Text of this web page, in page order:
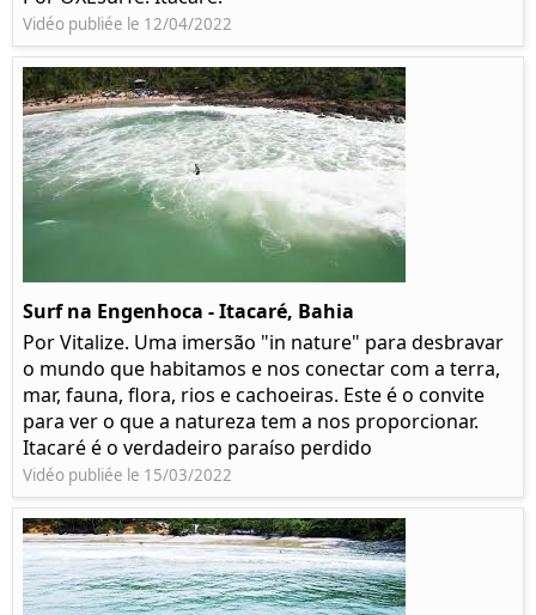
Vidéo publiée le 12/04/2022
Surf na Engenhoca - Itacaré, Bahia
Por Vitalize. Uma imersão "in nature" para desbravar
o mundo que habitamos e nos conectar com a terra,
mar, fauna, flora, rios e cachoeiras. Este é o convite
para ver o que a natureza tem a nos proporcionar.
Itacaré é o verdadeiro paraíso perdido
Vidéo publiée le 15/03/2022